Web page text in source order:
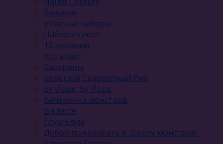
Базовые
Игровые наборы
Наборы кукол
13 желаний
Арт класс
Балерины
Большой Скарьерный Риф
Бу Йорк, Бу Йорк
Вечеринка монстров
В классе
Глум Блум
Добро пожаловать в Школу монстров!